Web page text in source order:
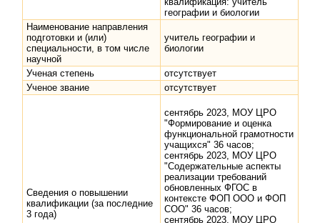
географии и биологии
Наименование направления
подготовки и (или)
специальности, в том числе
научной
учитель географии и
биологии
Ученая степень
отсутствует
Ученое звание
отсутствует
Сведения о повышении
квалификации (за последние
3 года)
сентябрь 2023, МОУ ЦРО
"Формирование и оценка
функциональной грамотности
учащихся" 36 часов;
сентябрь 2023, МОУ ЦРО
"Содержательные аспекты
реализации требований
обновленных ФГОС в
контексте ФОП ООО и ФОП
СОО" 36 часов;
сентябрь 2023, МОУ ЦРО